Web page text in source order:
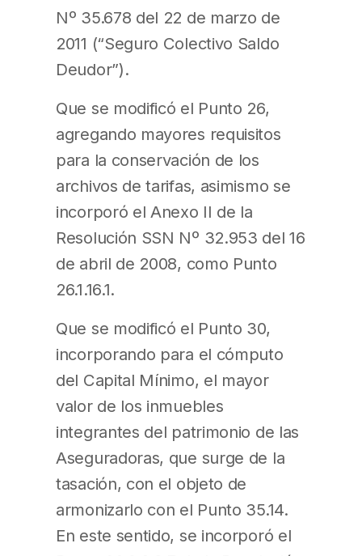
Nº 35.678 del 22 de marzo de
2011 (“Seguro Colectivo Saldo
Deudor”).
Que se modificó el Punto 26,
agregando mayores requisitos
para la conservación de los
archivos de tarifas, asimismo se
incorporó el Anexo II de la
Resolución SSN Nº 32.953 del 16
de abril de 2008, como Punto
26.1.16.1.
Que se modificó el Punto 30,
incorporando para el cómputo
del Capital Mínimo, el mayor
valor de los inmuebles
integrantes del patrimonio de las
Aseguradoras, que surge de la
tasación, con el objeto de
armonizarlo con el Punto 35.14.
En este sentido, se incorporó el